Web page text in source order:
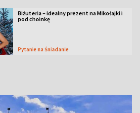
Biżuteria – idealny prezent na Mikołajki i
pod choinkę
Pytanie na Śniadanie